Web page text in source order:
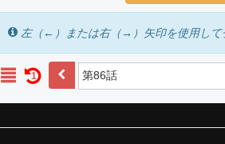
左（←）または右（→）矢印を使用して
1